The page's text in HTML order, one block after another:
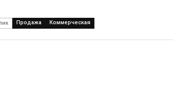
Продажа Коммерческая